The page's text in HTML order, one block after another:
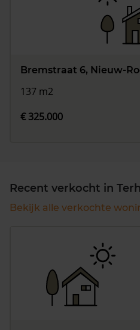
Bremstraat 6, Nieuw-
137 m2
€ 325.000
Recent verkocht in
Bekijk alle verkochte